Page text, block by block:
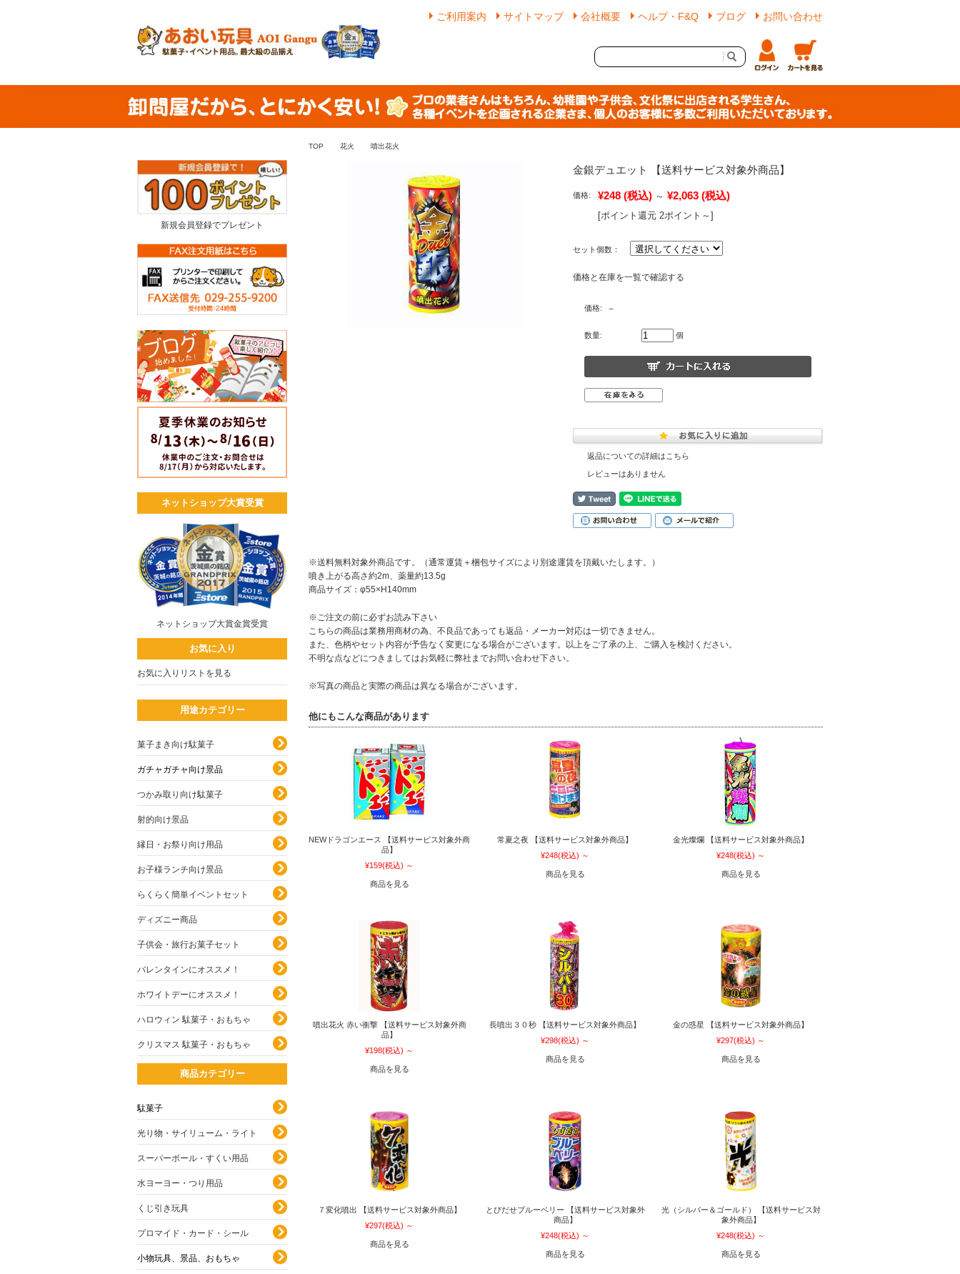
ご利用案内 サイトマップ 会社概要 ヘルプ・F&Q ブログ お問い合わせ
TOP 花火 噴出花火
金銀デュエット 【送料サービス対象外商品】
価格: ¥248 (税込) ～ ¥2,063 (税込)
[ポイント還元 2ポイント～]
セット個数：
価格と在庫を一覧で確認する
価格: －
数量: 個
返品についての詳細はこちら
レビューはありません
※送料無料対象外商品です。（通常運賃＋梱包サイズにより別途運賃を頂戴いたします。）
噴き上がる高さ約2m、薬量約13.5g
商品サイズ：φ55×H140mm
※ご注文の前に必ずお読み下さい
こちらの商品は業務用商材の為、不良品であっても返品・メーカー対応は一切できません。
また、色柄やセット内容が予告なく変更になる場合がございます。以上をご了承の上、ご購入を検討ください。
不明な点などにつきましてはお気軽に弊社までお問い合わせ下さい。
※写真の商品と実際の商品は異なる場合がございます。
他にもこんな商品があります
NEWドラゴンエース 【送料サービス対象外商
品】
¥159(税込) ～
商品を見る
常夏之夜 【送料サービス対象外商品】
¥248(税込) ～
商品を見る
金光燦爛 【送料サービス対象外商品】
¥248(税込) ～
商品を見る
噴出花火 赤い衝撃 【送料サービス対象外商
品】
¥198(税込) ～
商品を見る
長噴出３０秒 【送料サービス対象外商品】
¥298(税込) ～
商品を見る
金の惑星 【送料サービス対象外商品】
¥297(税込) ～
商品を見る
７変化噴出 【送料サービス対象外商品】
¥297(税込) ～
商品を見る
とびだせブルーベリー 【送料サービス対象外
商品】
¥248(税込) ～
商品を見る
光（シルバー＆ゴールド） 【送料サービス対
象外商品】
¥248(税込) ～
商品を見る
新規会員登録でプレゼント
ネットショップ大賞受賞
ネットショップ大賞金賞受賞
お気に入り
お気に入りリストを見る
用途カテゴリー
菓子まき向け駄菓子
ガチャガチャ向け景品
つかみ取り向け駄菓子
射的向け景品
縁日・お祭り向け用品
お子様ランチ向け景品
らくらく簡単イベントセット
ディズニー商品
子供会・旅行お菓子セット
バレンタインにオススメ！
ホワイトデーにオススメ！
ハロウィン 駄菓子・おもちゃ
クリスマス 駄菓子・おもちゃ
商品カテゴリー
駄菓子
光り物・サイリューム・ライト
スーパーボール・すくい用品
水ヨーヨー・つり用品
くじ引き玩具
プロマイド・カード・シール
小物玩具、景品、おもちゃ